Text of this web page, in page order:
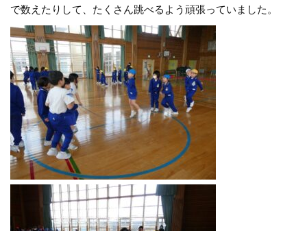
で数えたりして、たくさん跳べるよう頑張っていました。